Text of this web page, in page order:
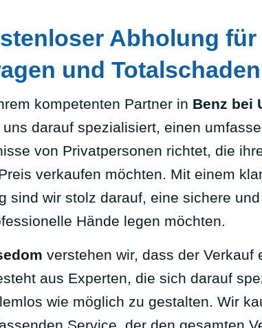
Abholung für
und Totalschaden
kompetenten Partner in Benz bei
uns darauf spezialisiert, einen
von Privatpersonen richtet, die
verkaufen möchten. Mit einem
sind wir stolz darauf, eine sichere
Hände legen möchten.
verstehen wir, dass der Verkauf
aus Experten, die sich darauf
wie möglich zu gestalten. Wir